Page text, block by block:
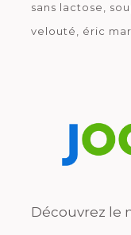
sans lactose
velouté
éric
Découvrez le